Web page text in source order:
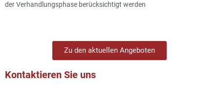
der Verhandlungsphase berücksichtigt werden
Zu den aktuellen Angeboten
Kontaktieren Sie uns